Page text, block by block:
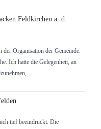
Feldkirchen a. d.
der Organisation der Gemeinde.
Ich hatte die Gelegenheit, an
tief beeindruckt. Die